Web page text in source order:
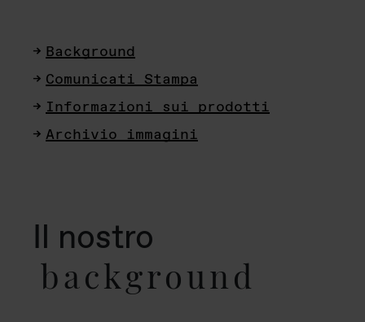
Background
Comunicati Stampa
Informazioni sui prodotti
Archivio immagini
Il nostro
background